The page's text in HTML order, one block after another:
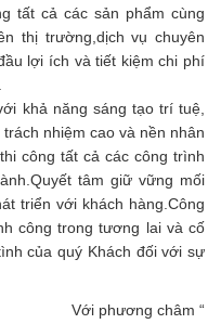
tất cả các sản phẩm cùng
thị trường,dịch vụ chuyên
lợi ích và tiết kiệm chi phí
khả năng sáng tạo trí tuệ,
nhiệm cao và nền nhân
công tất cả các công trình
tâm giữ vững mối
triển với khách hàng.Công
công trong tương lai và cố
của quý Khách đối với sự
châm “